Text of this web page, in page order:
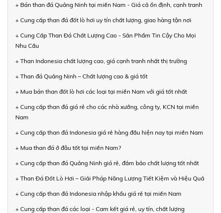
+ Bán than đá Quảng Ninh tại miền Nam - Giá cả ổn định, cạnh tranh
+ Cung cấp than đá đốt lò hơi uy tín chất lượng, giao hàng tận nơi
+ Cung Cấp Than Đá Chất Lượng Cao - Sản Phẩm Tin Cậy Cho Mọi
Nhu Cầu
+ Than Indonesia chất lượng cao, giá cạnh tranh nhất thị trường
+ Than đá Quảng Ninh – Chất lượng cao & giá tốt
+ Mua bán than đốt lò hơi các loại tại miền Nam với giá tốt nhất
+ Cung cấp than đá giá rẻ cho các nhà xưởng, công ty, KCN tại miền
Nam
+ Cung cấp than đá Indonesia giá rẻ hàng đầu hiện nay tại miền Nam
+ Mua than đá ở đâu tốt tại miền Nam?
+ Cung cấp than đá Quảng Ninh giá rẻ, đảm bảo chất lượng tốt nhất
+ Than Đá Đốt Lò Hơi – Giải Pháp Năng Lượng Tiết Kiệm và Hiệu Quả
+ Cung cấp than đá Indonesia nhập khẩu giá rẻ tại miền Nam
+ Cung cấp than đá các loại - Cam kết giá rẻ, uy tín, chất lượng